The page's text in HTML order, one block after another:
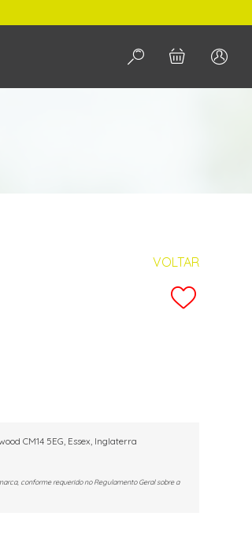
VOLTAR
CM14 5EG, Essex, Inglaterra
conforme requerido no Regulamento Geral sobre a